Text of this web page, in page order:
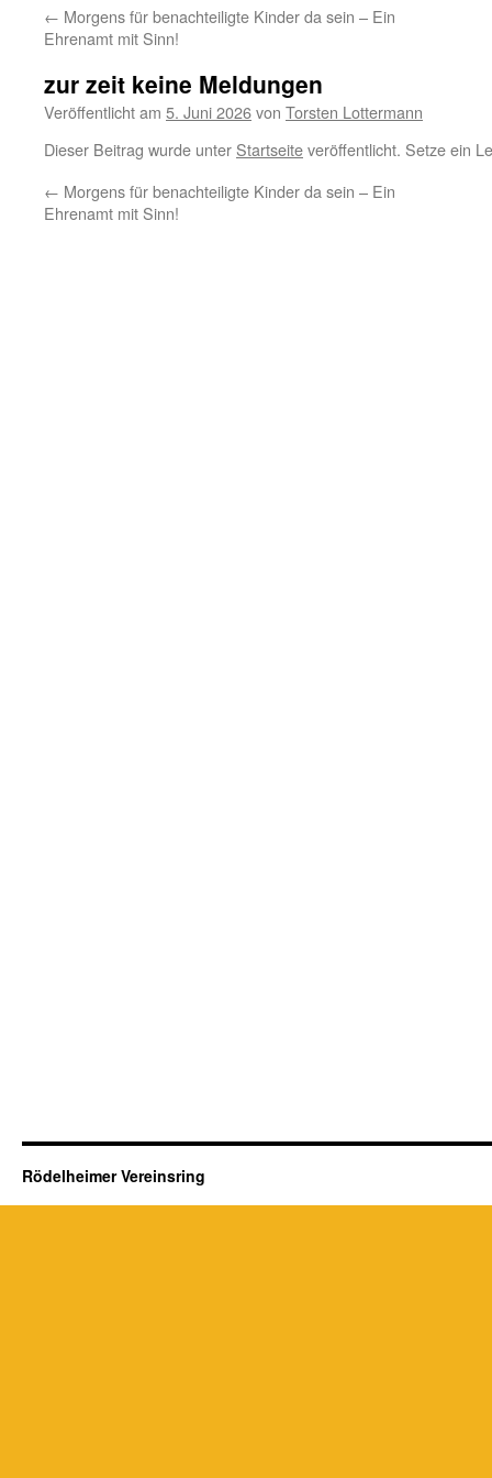
← Morgens für benachteiligte Kinder da sein – Ein
Ehrenamt mit Sinn!
zur zeit keine Meldungen
Veröffentlicht am 5. Juni 2026von Torsten Lottermann
Dieser Beitrag wurde unter Startseiteveröffentlicht. Setze ein
← Morgens für benachteiligte Kinder da sein – Ein
Ehrenamt mit Sinn!
Rödelheimer Vereinsring